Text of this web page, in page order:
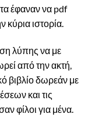
έφαναν να pdf
κύρια ιστορία.
λύπης να με
από την ακτή,
βιβλίο δωρεάν με
και τις
φίλοι για μένα.